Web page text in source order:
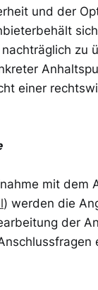
und der
zu
einer
mit dem
) werden die
der